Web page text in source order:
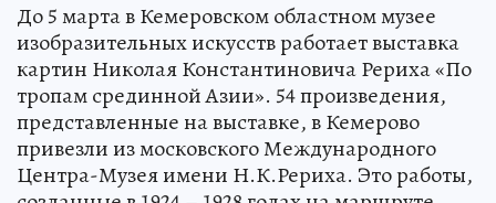
До 5 марта в Кемеровском областном музее
изобразительных искусств работает выставка
картин Николая Константиновича Рериха «По
тропам срединной Азии». 54 произведения,
представленные на выставке, в Кемерово
привезли из московского Международного
Центра-Музея имени Н.К.Рериха. Это работы,